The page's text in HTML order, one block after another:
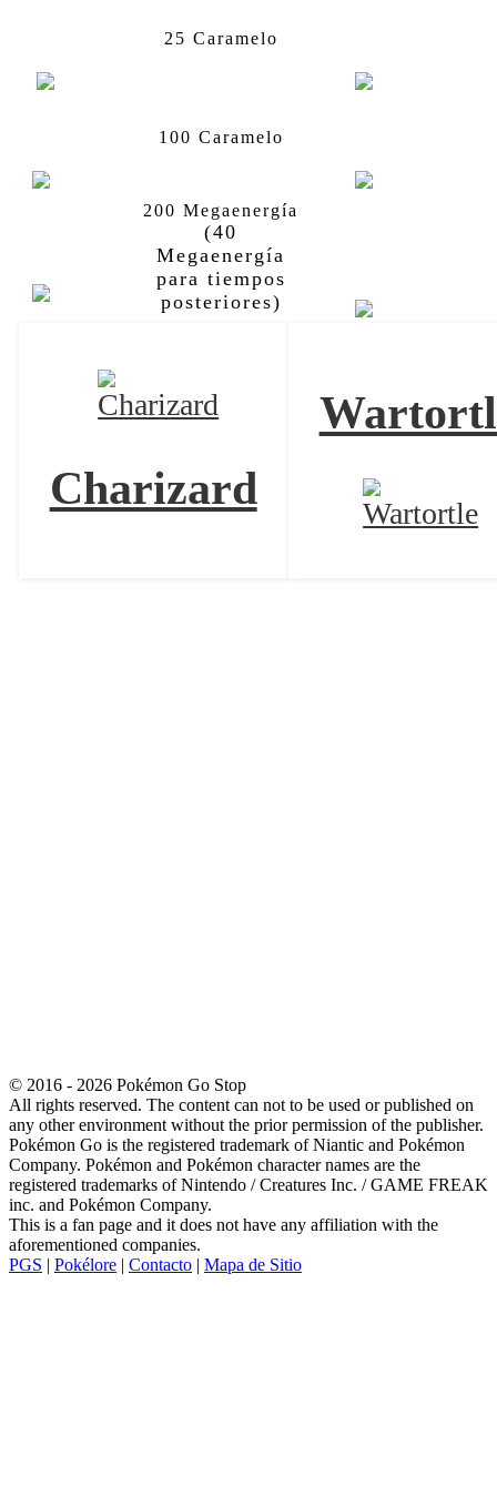
25 Caramelo
100 Caramelo
200 Megaenergía
(40
Megaenergía
para tiempos
posteriores)
Charizard
© 2016 - 2026 Pokémon Go Stop
All rights reserved. The content can not to be used or published on
any other environment without the prior permission of the publisher.
Pokémon Go is the registered trademark of Niantic and Pokémon
Company. Pokémon and Pokémon character names are the
registered trademarks of Nintendo / Creatures Inc. / GAME FREAK
inc. and Pokémon Company.
This is a fan page and it does not have any affiliation with the
aforementioned companies.
PGS | Pokélore | Contacto | Mapa de Sitio